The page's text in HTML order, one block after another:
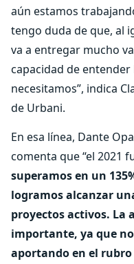
aún estamos
tengo duda de que, al
va a entregar mucho
capacidad de
necesitamos”, indica
de Urbani.
En esa línea, Dante
comenta que “el 2021
superamos en un
logramos alcanzar
proyectos activos. La
importante, ya que
aportando en el